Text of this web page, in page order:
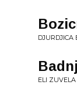
DJURDJICA
ELI